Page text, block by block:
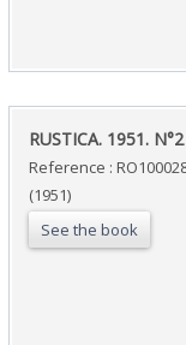
‎RUSTICA. 1951. N°2‎
Reference :
(1951)
See the book